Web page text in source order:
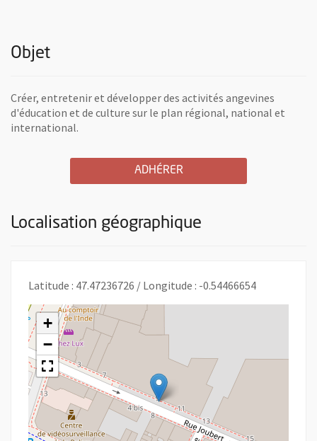
Objet
Créer, entretenir et développer des activités angevines
d'éducation et de culture sur le plan régional, national et
international.
ADHÉRERA L'ASSOCIATION
, OUVRE UNE NOUVELLE
Localisation géographique
Latitude : 47.47236726 / Longitude : -0.54466654
+
−